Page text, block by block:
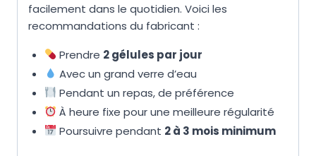
facilement dans le quotidien. Voici les
recommandations du fabricant :
Prendre 2 gélules par jour
Avec un grand verre d’eau
Pendant un repas, de préférence
À heure fixe pour une meilleure régularité
Poursuivre pendant 2 à 3 mois minimum